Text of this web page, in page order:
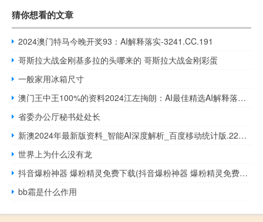
猜你想看的文章
2024澳门特马今晚开奖93：AI解释落实-3241.CC.191
哥斯拉大战金刚基多拉的头哪来的 哥斯拉大战金刚彩蛋
一般家用冰箱尺寸
澳门王中王100%的资料2024江左挴朗：AI最佳精选AI解释落实-3313.DHA.197
省委办公厅秘书处处长
新澳2024年最新版资料_智能AI深度解析_百度移动统计版.223.72
世界上为什么没有龙
抖音爆粉神器 爆粉精灵免费下载(抖音爆粉神器 爆粉精灵免费下载苹果)
bb霜是什么作用